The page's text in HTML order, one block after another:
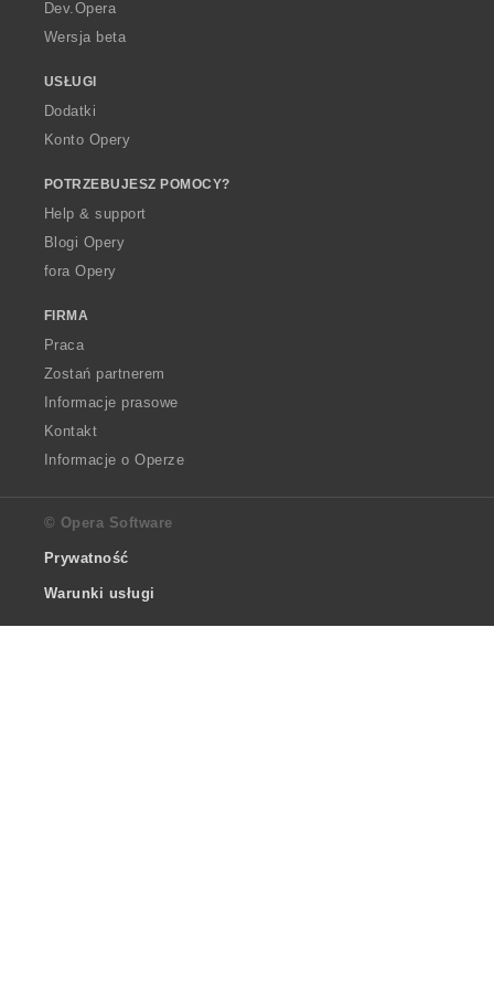
Dev.Opera
Wersja beta
USŁUGI
Dodatki
Konto Opery
POTRZEBUJESZ POMOCY?
Help & support
Blogi Opery
fora Opery
FIRMA
Praca
Zostań partnerem
Informacje prasowe
Kontakt
Informacje o Operze
© Opera Software
Prywatność
Warunki usługi